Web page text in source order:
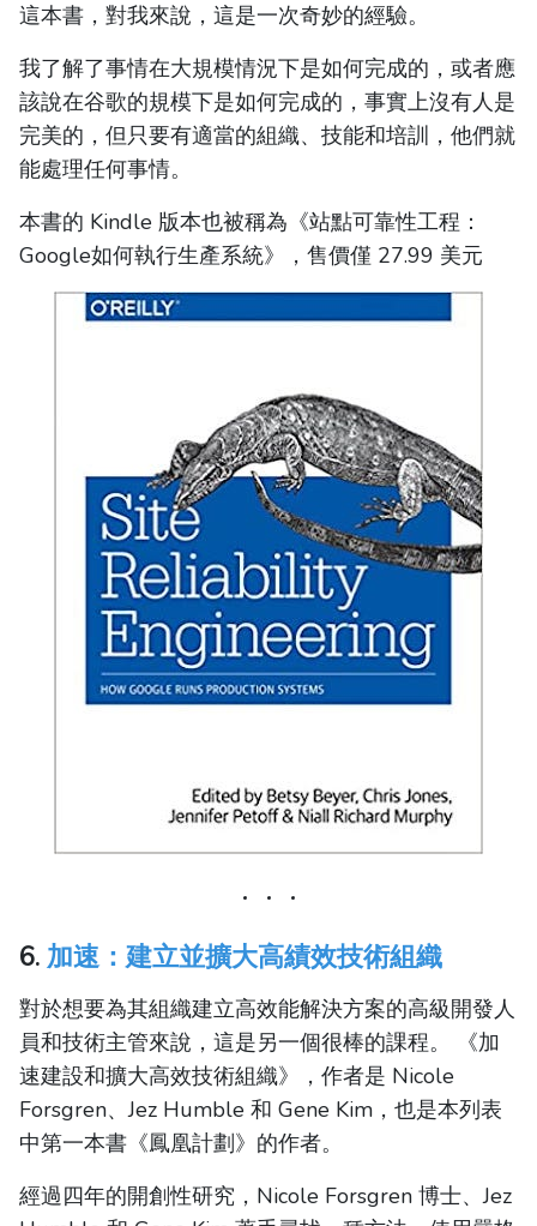
這本書，對我來說，這是一次奇妙的經驗。
我了解了事情在大規模情況下是如何完成的，或者應
該說在谷歌的規模下是如何完成的，事實上沒有人是
完美的，但只要有適當的組織、技能和培訓，他們就
能處理任何事情。
本書的 Kindle 版本也被稱為《站點可靠性工程：
Google如何執行生產系統》，售價僅 27.99 美元
6. 加速：建立並擴大高績效技術組織
對於想要為其組織建立高效能解決方案的高級開發人
員和技術主管來說，這是另一個很棒的課程。 《加
速建設和擴大高效技術組織》，作者是 Nicole
Forsgren、Jez Humble 和 Gene Kim，也是本列表
中第一本書《鳳凰計劃》的作者。
經過四年的開創性研究，Nicole Forsgren 博士、Jez